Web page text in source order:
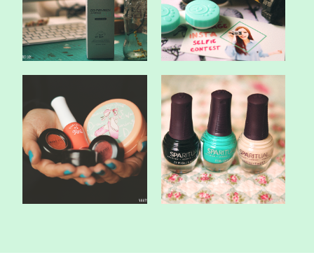
28 Remedy Ju... Eyevelyn Ch...
Pedido/Review: Jolse.
Review: Esmaltes Spa
Ritual.